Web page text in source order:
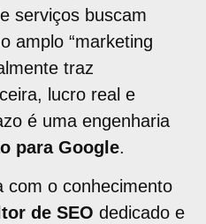
serviços buscam
amplo “marketing
traz
lucro real e
é uma engenharia
para Google.
com o conhecimento
de SEO dedicado e